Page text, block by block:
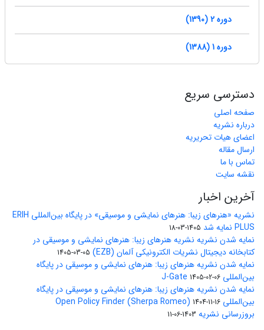
دوره 2 (1390)
دوره 1 (1388)
دسترسی سریع
صفحه اصلی
درباره نشریه
اعضای هیات تحریریه
ارسال مقاله
تماس با ما
نقشه سایت
آخرین اخبار
نشریه «هنرهای زیبا: هنرهای نمایشی و موسیقی» در پایگاه بین‌المللی ERIH
PLUS نمایه شد
1405-03-18
نمایه شدن نشریه نشریه هنرهای زیبا: هنرهای نمایشی و موسیقی در
کتابخانه دیجیتال نشریات الکترونیکی آلمان (EZB)
1405-03-05
نمایه شدن نشریه هنرهای زیبا: هنرهای نمایشی و موسیقی در پایگاه
بین‌المللی J-Gate 1405-02-06
نمایه شدن نشریه هنرهای زیبا: هنرهای نمایشی و موسیقی در پایگاه
بین‌المللی Open Policy Finder (Sherpa Romeo) 1404-11-16
بروزرسانی نشریه 1403-06-11